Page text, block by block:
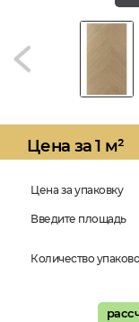
Цена за 1 м²
Цена за упаковку
Введите площадь
Количество